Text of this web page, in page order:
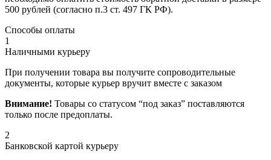
500 рублей (согласно п.3 ст. 497 ГК РФ).
Способы оплаты
1
Наличными курьеру
При получении товара вы получите сопроводительные
документы, которые курьер вручит вместе с заказом
Внимание! Товары со статусом “под заказ” поставляются
только после предоплаты.
2
Банковской картой курьеру